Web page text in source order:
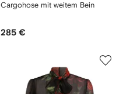
Cargohose mit weitem Bein
285 €